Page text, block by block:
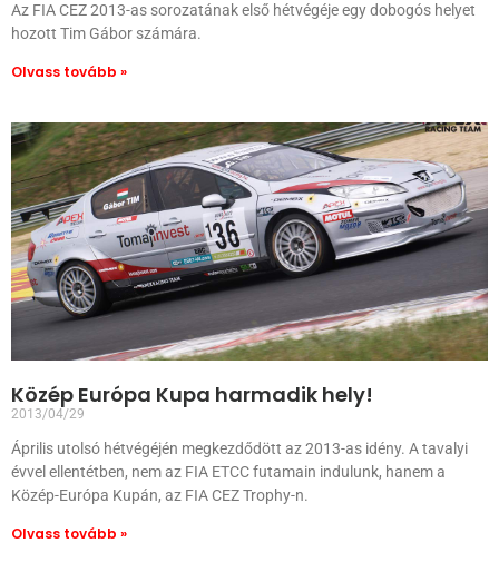
Az FIA CEZ 2013-as sorozatának első hétvégéje egy dobogós helyet
hozott Tim Gábor számára.
Olvass tovább »
Közép Európa Kupa harmadik hely!
2013/04/29
Április utolsó hétvégéjén megkezdődött az 2013-as idény. A tavalyi
évvel ellentétben, nem az FIA ETCC futamain indulunk, hanem a
Közép-Európa Kupán, az FIA CEZ Trophy-n.
Olvass tovább »